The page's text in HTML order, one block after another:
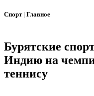
Спорт | Главное
Бурятские
Индию на
теннису